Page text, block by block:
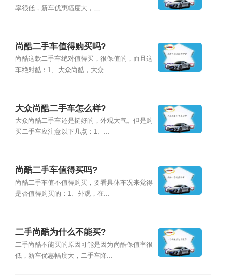
率很低，新车优惠幅度大，二...
尚酷二手车值得购买吗?
尚酷这款二手车绝对值得买，很保值的，而且这
车绝对酷：1、大众尚酷，大众...
大众尚酷二手车怎么样?
大众尚酷二手车还是挺好的，外观大气。但是购
买二手车应注意以下几点：1、...
尚酷二手车值得买吗?
尚酷二手车值不值得购买，要看具体车况来觉得
是否值得购买的：1、外观，在...
二手尚酷为什么不能买?
二手尚酷不能买的原因可能是因为尚酷保值率很
低，新车优惠幅度大，二手车降...